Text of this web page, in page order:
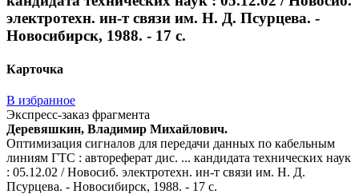
электротехн. ин-т связи им. Н. Д. Псурцева. -
Новосибирск, 1988. - 17 с.
Карточка
В избранное
Экспресс-заказ фрагмента
Деревяшкин, Владимир Михайлович.
Оптимизация сигналов для передачи данных по кабельным
линиям ГТС : автореферат дис. ... кандидата технических наук
: 05.12.02 / Новосиб. электротехн. ин-т связи им. Н. Д.
Псурцева. - Новосибирск, 1988. - 17 с.